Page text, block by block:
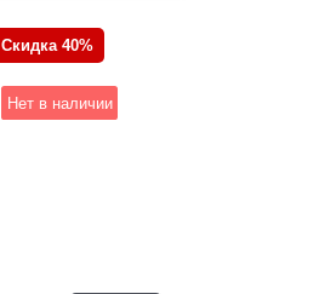
Скидка 40%
Нет в наличии